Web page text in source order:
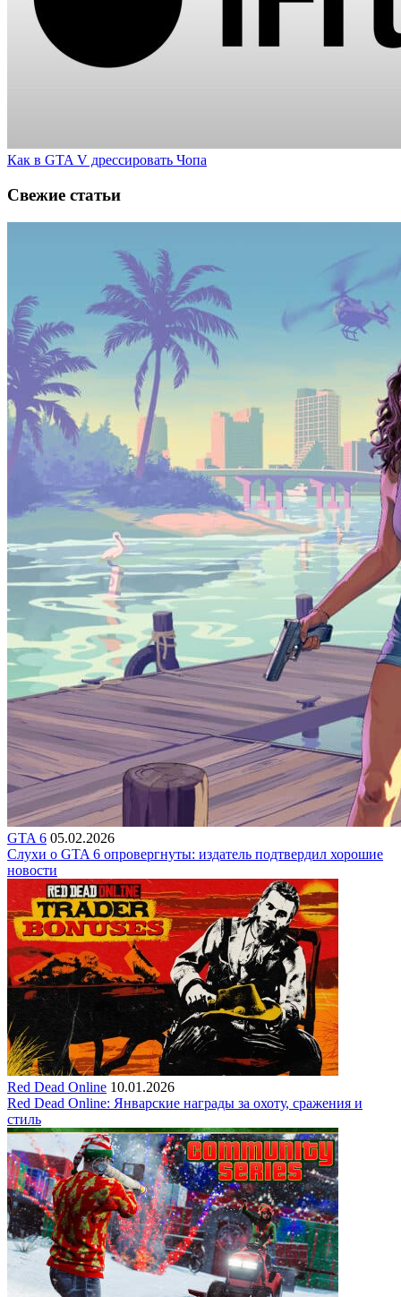
Как в GTA V дрессировать Чопа
Свежие статьи
GTA 6 05.02.2026
Слухи о GTA 6 опровергнуты: издатель подтвердил хорошие
новости
Red Dead Online 10.01.2026
Red Dead Online: Январские награды за охоту, сражения и
стиль